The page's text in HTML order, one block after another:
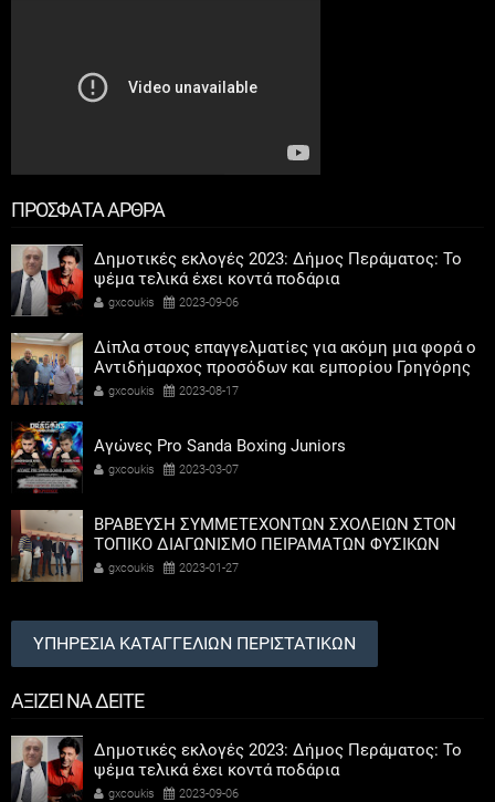
ΠΡΟΣΦΑΤΑ ΑΡΘΡΑ
Δημοτικές εκλογές 2023: Δήμος Περάματος: Το
ψέμα τελικά έχει κοντά ποδάρια
gxcoukis 2023-09-06
Δίπλα στους επαγγελματίες για ακόμη μια φορά ο
Αντιδήμαρχος προσόδων και εμπορίου Γρηγόρης
Καψοκόλης
gxcoukis 2023-08-17
Αγώνες Pro Sanda Boxing Juniors
gxcoukis 2023-03-07
ΒΡΑΒΕΥΣΗ ΣΥΜΜΕΤΕΧΟΝΤΩΝ ΣΧΟΛΕΙΩΝ ΣΤΟΝ
ΤΟΠΙΚΟ ΔΙΑΓΩΝΙΣΜΟ ΠΕΙΡΑΜΑΤΩΝ ΦΥΣΙΚΩΝ
ΕΠΙΣΤΗΜΩΝ
gxcoukis 2023-01-27
ΥΠΗΡΕΣΙΑ ΚΑΤΑΓΓΕΛΙΩΝ ΠΕΡΙΣΤΑΤΙΚΩΝ
ΑΞΙΖΕΙ ΝΑ ΔΕΙΤΕ
Δημοτικές εκλογές 2023: Δήμος Περάματος: Το
ψέμα τελικά έχει κοντά ποδάρια
gxcoukis 2023-09-06